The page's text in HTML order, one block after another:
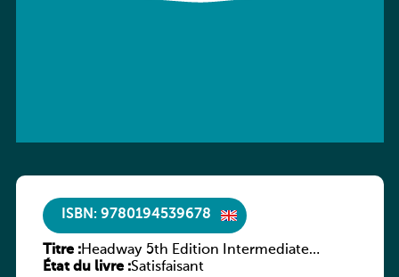
ISBN: 9780194539678
Titre :Headway 5th Edition Intermediate
Workbook without key
État du livre :Satisfaisant